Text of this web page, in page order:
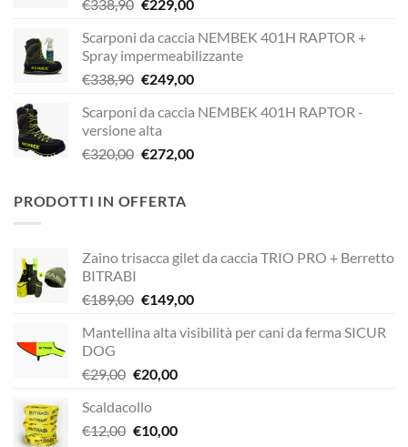
€338,90 Il
originale
era:
€338,90.
€229,00Il
attuale
è:
€229,00.
Scarponi da caccia NEMBEK 401H RAPTOR +
Spray impermeabilizzante
€338,90 Il
originale
era:
€338,90.
€249,00Il
attuale
€249,00.
Scarponi da caccia NEMBEK 401H RAPTOR -
versione alta
€320,00 Il
era:
€272,00Il
PRODOTTI IN OFFERTA
Zaino trisacca gilet da caccia TRIO PRO + Berretto
BITRABI
€189,00 Il
originale
€189,00.
€149,00Il
attuale
Mantellina alta visibilità per cani da ferma SICUR
DOG
€29,00 Il
originale
era:
€20,00Il
è:
Scaldacollo
€12,00 Il
€10,00Il